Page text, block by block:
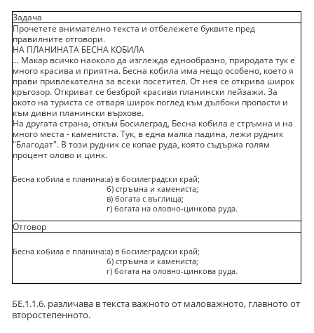
Задача
Прочетете внимателно текста и отбележете буквите пред
правилните отговори.
НА ПЛАНИНАТА БЕСНА КОБИЛА
... Макар всичко наоколо да изглежда еднообразно, природата тук е
много красива и приятна. Бесна кобила има нещо особено, което я
прави привлекателна за всеки посетител. От нея се открива широк
кръгозор. Откриват се безброй красиви планински пейзажи. За
окото на туриста се отваря широк поглед към дълбоки пропасти и
към дивни планински върхове.
На другата страна, откъм Босилеград, Бесна кобила е стръмна и на
много места - камениста. Тук, в една малка падина, лежи рудник
"Благодат". В този рудник се копае руда, която съдържа голям
процент олово и цинк.
Бесна кобила е планина:а) в босилеградски край;
б) стръмна и камениста;
в) богата с въглища;
г) богата на оловно-цинкова руда.
Отговор
Бесна кобила е планина:а) в босилеградски край;
б) стръмна и камениста;
г) богата на оловно-цинкова руда.
БЕ.1.1.6. рaзличава в текста важното от маловажното, главното от
второстепенното.